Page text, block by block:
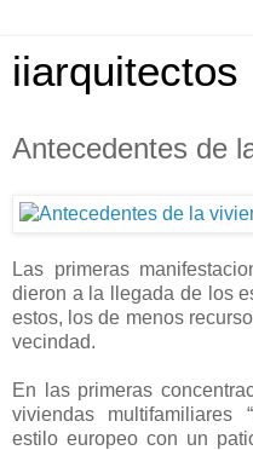
iiarquitectos
Antecedentes de
Las primeras
dieron a la llegada de los
estos, los de menos
vecindad.
En las primeras
viviendas multifamiliares
estilo europeo con un